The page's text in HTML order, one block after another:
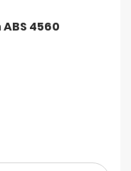
4560